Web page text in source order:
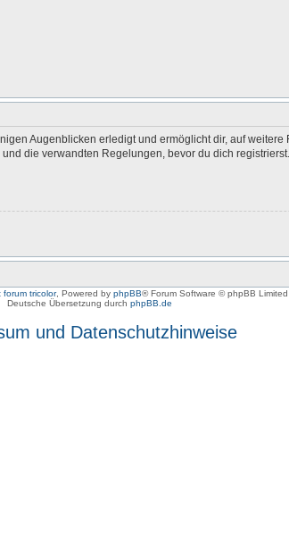
Augenblicken erledigt und ermöglicht dir, auf
die verwandten Regelungen, bevor du dich
forum tricolor, Powered by phpBB® Forum Software © phpBB Limited
Deutsche Übersetzung durch phpBB.de
und Datenschutzhinweise